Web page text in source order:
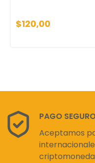
$120,00
PAGO
Aceptamos